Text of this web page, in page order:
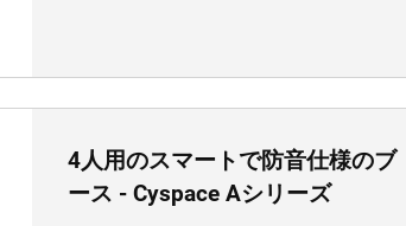
4人用のスマートで防音仕様のブ
ース - Cyspace Aシリーズ